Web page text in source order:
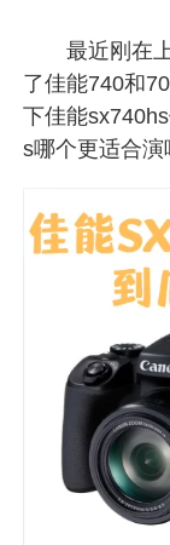
最近刚在上
了佳能740和
下佳能
s哪个更适合演